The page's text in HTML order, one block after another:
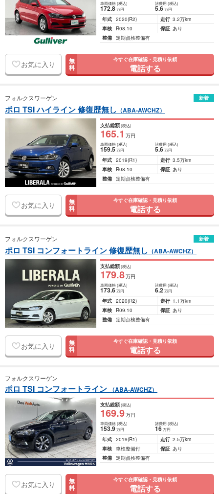
車両価格(税込)
172.8万円
諸費用 (税込)
5.6 万円
年式 2020(R2) 走行 3.2万km
車検
R08.10 保証 あり
整備 定期点検整備有
お気に入り 無
料
今すぐ在庫確認・見積り依頼
電話する
フォルクスワーゲン 新着
ポロ TSI ハイライン 修復歴無し （ABA-AWCHZ）
支払総額(税込)
165.1 万円
車両価格(税込)
159.5万円
諸費用 (税込)
5.6 万円
年式 2019(R1) 走行 3.5万km
車検
R08.10 保証 あり
整備 定期点検整備有
お気に入り 無
料
今すぐ在庫確認・見積り依頼
電話する
フォルクスワーゲン 新着
ポロ TSI コンフォートライン 修復歴無し （ABA-AWCHZ）
支払総額(税込)
179.8万円
車両価格(税込)
173.6万円
諸費用 (税込)
6.2 万円
年式 2020(R2) 走行 1.1万km
車検
R09.10 保証 あり
整備 定期点検整備有
お気に入り 無
料
今すぐ在庫確認・見積り依頼
電話する
フォルクスワーゲン
ポロ TSI コンフォートライン （ABA-AWCHZ）
支払総額(税込)
169.9万円
車両価格(税込)
153.9万円
諸費用 (税込)
16 万円
年式 2019(R1) 走行 2.5万km
車検 車検整備付 保証 あり
整備 定期点検整備有
お気に入り 無
料
今すぐ在庫確認・見積り依頼
電話する